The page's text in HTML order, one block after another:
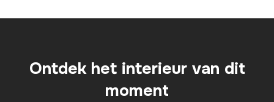
Ontdek het interieur van dit
moment